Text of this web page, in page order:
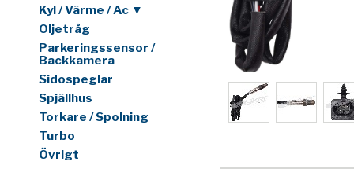
Kyl / Värme / Ac ▼
Oljetråg
Parkeringssensor /
Backkamera
Sidospeglar
Spjällhus
Torkare / Spolning
Turbo
Övrigt